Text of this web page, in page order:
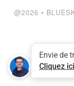
@2026 •
Envie de
Cliquez